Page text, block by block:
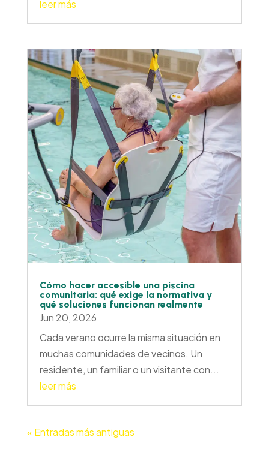
leer más
Cómo hacer accesible una piscina
comunitaria: qué exige la normativa y
qué soluciones funcionan realmente
Jun 20, 2026
Cada verano ocurre la misma situación en
muchas comunidades de vecinos. Un
residente, un familiar o un visitante con...
leer más
« Entradas más antiguas